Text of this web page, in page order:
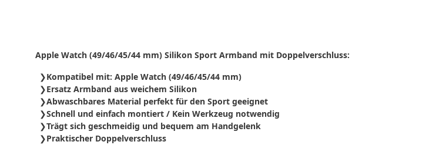
Apple Watch (49/46/45/44 mm) Silikon Sport Armband mit Doppelverschluss:
Kompatibel mit: Apple Watch (49/46/45/44 mm)
Ersatz Armband aus weichem Silikon
Abwaschbares Material perfekt für den Sport geeignet
Schnell und einfach montiert / Kein Werkzeug notwendig
Trägt sich geschmeidig und bequem am Handgelenk
Praktischer Doppelverschluss